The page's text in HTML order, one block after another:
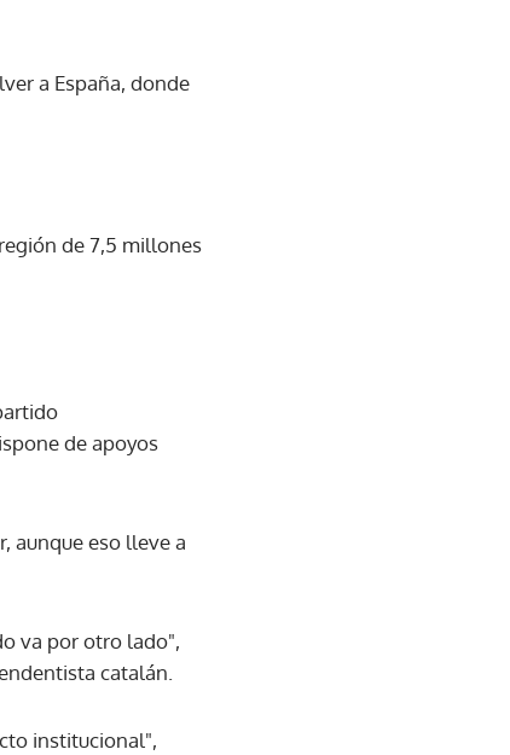
a España, donde
de 7,5 millones
de apoyos
aunque eso lleve a
va por otro lado",
catalán.
institucional",